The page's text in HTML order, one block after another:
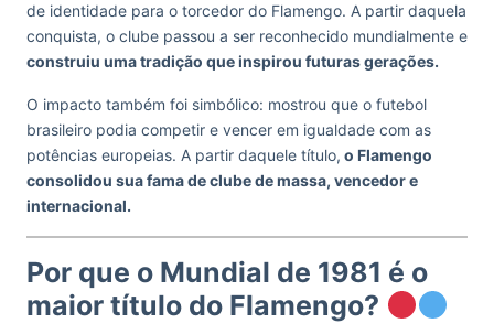
de identidade para o torcedor do Flamengo. A partir daquela
conquista, o clube passou a ser reconhecido mundialmente e
construiu uma tradição que inspirou futuras gerações.
O impacto também foi simbólico: mostrou que o futebol
brasileiro podia competir e vencer em igualdade com as
potências europeias. A partir daquele título, o Flamengo
consolidou sua fama de clube de massa, vencedor e
internacional.
Por que o Mundial de 1981 é o
maior título do Flamengo?